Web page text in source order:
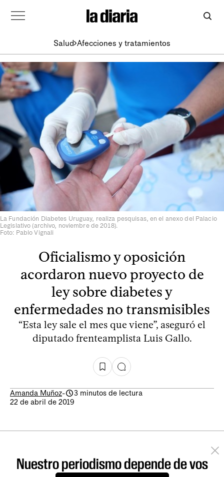
Salud Afecciones y tratamientos
La Fundación Diabetes Uruguay, realiza pesquisas, en el anexo del Palacio
Legislativo (archivo, noviembre de 2018).
Foto: Pablo Vignali
Oficialismo y oposición
acordaron nuevo proyecto de
ley sobre diabetes y
enfermedades no transmisibles
“Esta ley sale el mes que viene”, aseguró el
diputado frenteamplista Luis Gallo.
Amanda Muñoz-
3 minutos de lectura
22 de abril de 2019
Nuestro periodismo depende de vos